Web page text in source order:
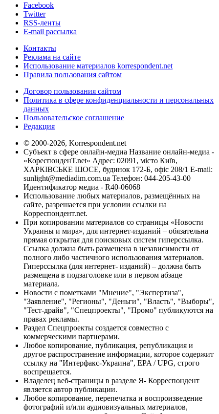
Facebook
Twitter
RSS-ленты
E-mail рассылка
Контакты
Реклама на сайте
Использование материалов korrespondent.net
Правила пользования сайтом
Договор пользования сайтом
Политика в сфере конфиденциальности и персональных
данных
Пользовательское соглашение
Редакция
© 2000-2026, Korrespondent.net
Субъект в сфере онлайн-медиа Название онлайн-медиа -
«КореспонденТ.net» Адрес: 02091, місто Київ,
ХАРКІВСЬКЕ ШОСЕ, будинок 172-Б, офіс 208/1 E-mail:
sunlight@mediadim.com.ua Телефон: 044-205-43-00
Идентификатор медиа - R40-06068
Использование любых материалов, размещённых на
сайте, разрешается при условии ссылки на
Корреспондент.net.
При копировании материалов со страницы «Новости
Украины и мира», для интернет-изданий – обязательна
прямая открытая для поисковых систем гиперссылка.
Ссылка должна быть размещена в независимости от
полного либо частичного использования материалов.
Гиперссылка (для интернет- изданий) – должна быть
размещена в подзаголовке или в первом абзаце
материала.
Новости с пометками "Мнение", "Экспертиза",
"Заявление", "Регионы", "Деньги", "Власть", "Выборы",
"Тест-драйв", "Спецпроекты", "Промо" публикуются на
правах рекламы.
Раздел Спецпроекты создается совместно с
коммерческими партнерами.
Любое копирование, публикация, републикация и
другое распространение информации, которое содержит
ссылку на "Интерфакс-Украина", EPA / UPG, строго
воспрещается.
Владелец веб-страницы в разделе Я- Корреспондент
является автор публикации.
Любое копирование, перепечатка и воспроизведение
фотографий и/или аудиовизуальных материалов,